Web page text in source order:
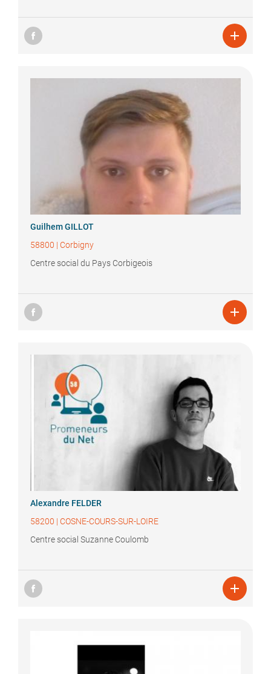

GuilhemGILLOT
58800 | Corbigny
Centre social du Pays Corbigeois

Alexandre FELDER
58200 | COSNE-COURS-SUR-LOIRE
Centre social Suzanne Coulomb
